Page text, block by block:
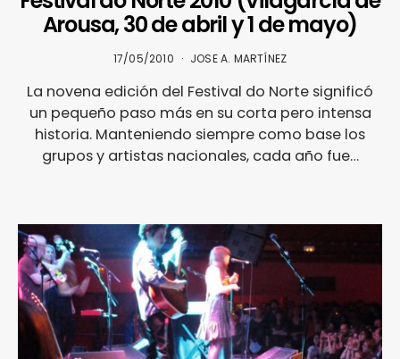
Arousa, 30 de abril y 1 de mayo)
17/05/2010 JOSE A. MARTÍNEZ
La novena edición del Festival do Norte significó
un pequeño paso más en su corta pero intensa
historia. Manteniendo siempre como base los
grupos y artistas nacionales, cada año fue…